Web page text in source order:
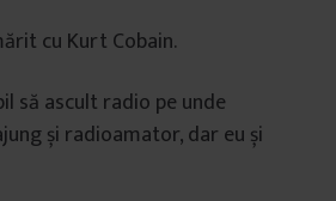
cu Kurt Cobain.
să ascult radio pe unde
și radioamator, dar eu și